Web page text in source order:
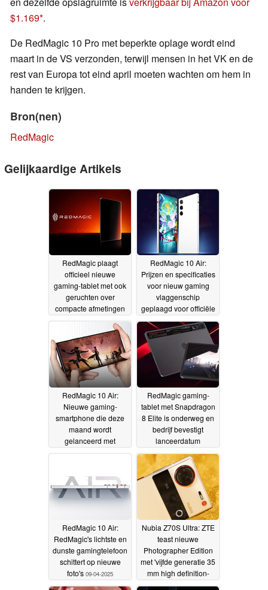
$1.169 .
De RedMagic 10 Pro met beperkte oplage wordt eind
maart in de VS verzonden, terwijl mensen in het VK en de
rest van Europa tot eind april moeten wachten om hem in
handen te krijgen.
Bron(nen)
RedMagic
Gelijkaardige Artikels
RedMagic plaagt
officieel nieuwe
gaming-tablet met ook
geruchten over
compacte afmetingen
RedMagic 10 Air:
Prijzen en specificaties
voor nieuw gaming
vlaggenschip
geplaagd voor officiële
lancering15-04-2025
RedMagic 10 Air:
Nieuwe gaming-
smartphone die deze
maand wordt
gelanceerd met
RedMagic gaming-
tablet met Snapdragon
8 Elite is onderweg en
bedrijf bevestigt
lanceerdatum
RedMagic 10 Air09-04-
2025
RedMagic 10 Air:
RedMagic's lichtste en
dunste gamingtelefoon
schittert op nieuwe
foto's 09-04-2025
Nubia Z70S Ultra: ZTE
teast nieuwe
Photographer Edition
met 'vijfde generatie 35
mm high definition-
optiek'01-04-2025